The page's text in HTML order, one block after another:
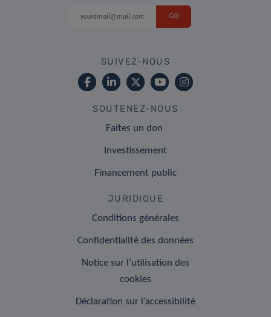
SUIVEZ-NOUS
SOUTENEZ-NOUS
Faites un don
Investissement
Financement public
JURIDIQUE
Conditions générales
Confidentialité des données
Notice sur l’utilisation des
cookies
Déclaration sur l’accessibilité